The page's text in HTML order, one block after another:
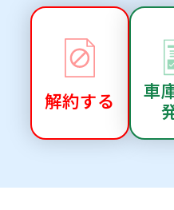
解約する
車